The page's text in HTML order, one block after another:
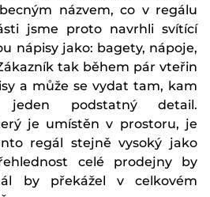
názvem, co v regálu
jsme proto navrhli svítící
nápisy jako: bagety, nápoje,
tak během pár vteřin
a může se vydat tam, kam
jeden podstatný detail.
je umístěn v prostoru, je
regál stejně vysoký jako
celé prodejny by
by překážel v celkovém